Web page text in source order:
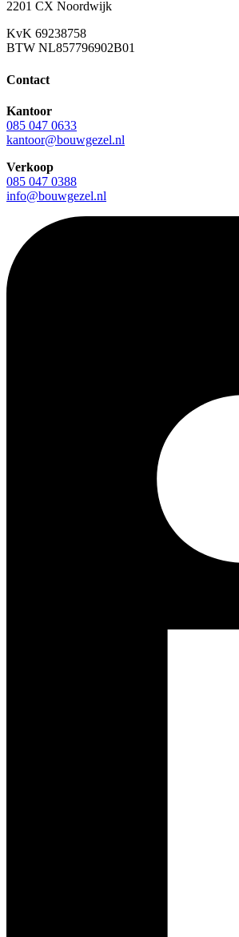
2201 CX Noordwijk
KvK 69238758
BTW NL857796902B01
Contact
Kantoor
085 047 0633
kantoor@bouwgezel.nl
Verkoop
085 047 0388
info@bouwgezel.nl